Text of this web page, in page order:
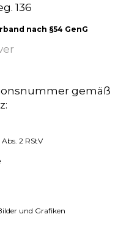
136
nach §54 GenG
gemäß
2 RStV
und Grafiken